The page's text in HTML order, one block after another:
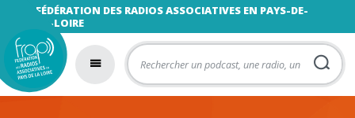
FÉDÉRATION DES RADIOS ASSOCIATIVES EN PAYS-DE-
LA-LOIRE